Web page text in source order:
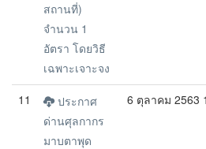
สถานที่)
จำนวน 1
อัตรา โดยวิธี
เฉพาะเจาะจง
11
ประกาศ
ด่านศุลกากร
มาบตาพุด
6 ตุลาคม 2563